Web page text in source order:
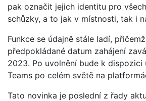
pak označit jejich identitu pro
schůzky, a to jak v místnosti, tak i
Funkce se údajně stále ladí,
předpokládané datum zahájení
2023. Po uvolnění bude k dispozici
Teams po celém světě na
Tato novinka je poslední z řady